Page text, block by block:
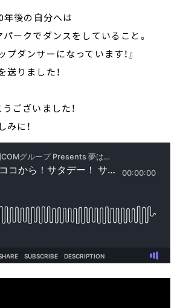
年後の自分へは
パークでダンスをしていること。
ダンサーになっています！』
送りました！
ございました！
に！